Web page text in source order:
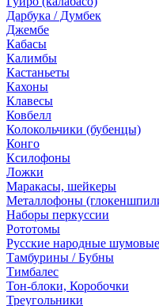
Дарбука / Думбек
Джембе
Кабасы
Калимбы
Кастаньеты
Кахоны
Клавесы
Ковбелл
Колокольчики (бубенцы)
Конго
Ксилофоны
Ложки
Маракасы, шейкеры
Металлофоны
Наборы перкуссии
Рототомы
Русские народные
Тамбурины / Бубны
Тимбалес
Тон-блоки, Коробочки
Треугольники